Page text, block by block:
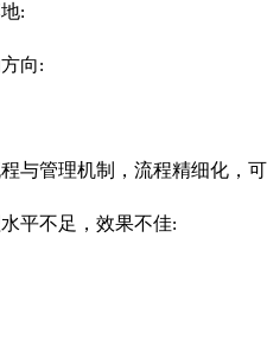
:
向:
与管理机制，流程精细化，
平不足，效果不佳: